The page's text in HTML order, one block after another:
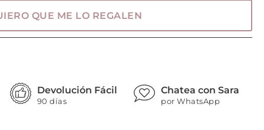
QUE ME LO REGALEN
Devolución Fácil
90 días
Chatea con Sara
por WhatsApp